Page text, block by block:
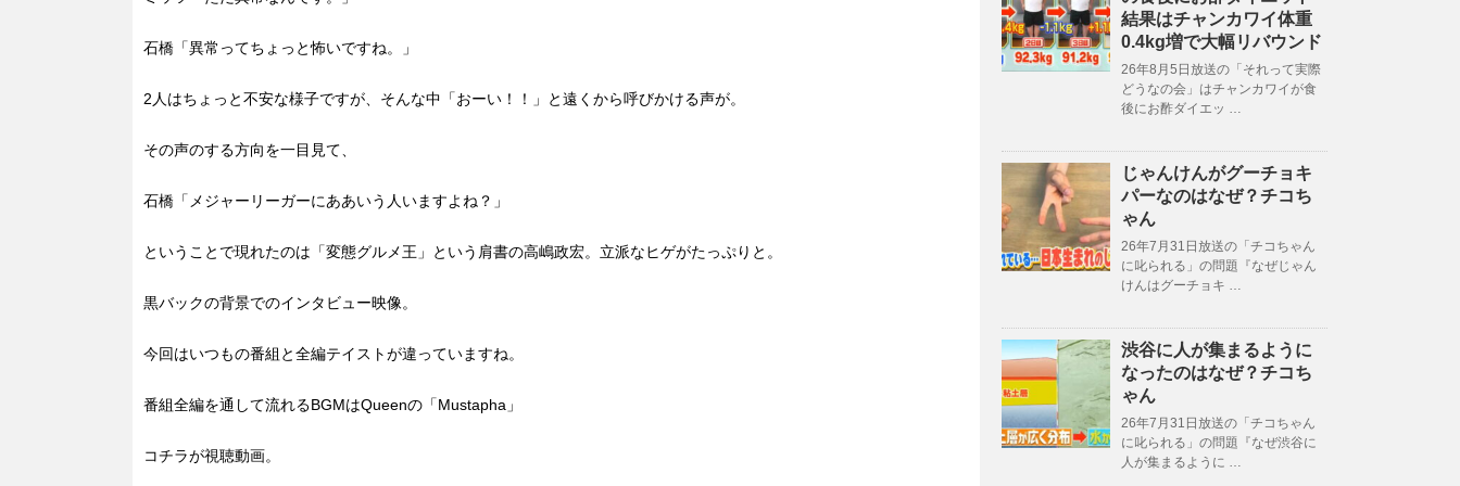
石橋「異常ってちょっと怖いですね。」
2人はちょっと不安な様子ですが、そんな中「おーい！！」と遠くから呼びかける声が。
その声のする方向を一目見て、
石橋「メジャーリーガーにああいう人いますよね？」
ということで現れたのは「変態グルメ王」という肩書の高嶋政宏。立派なヒゲがたっぷりと。
黒バックの背景でのインタビュー映像。
今回はいつもの番組と全編テイストが違っていますね。
番組全編を通して流れるBGMはQueenの「Mustapha」
コチラが視聴動画。
結果はチャンカワイ体重
0.4kg増で大幅リバウンド
26年8月5日放送の「それって実際
どうなの会」はチャンカワイが食
後にお酢ダイエッ …
じゃんけんがグーチョキ
パーなのはなぜ？チコち
ゃん
26年7月31日放送の「チコちゃん
に叱られる」の問題『なぜじゃん
けんはグーチョキ …
渋谷に人が集まるように
なったのはなぜ？チコち
ゃん
26年7月31日放送の「チコちゃん
に叱られる」の問題『なぜ渋谷に
人が集まるように …